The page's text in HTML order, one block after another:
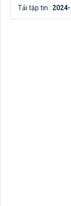
Tải tập tin :